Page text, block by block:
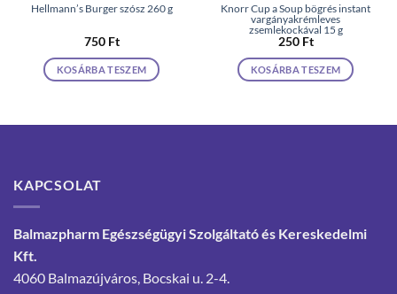
Hellmann’s Burger szósz 260 g
750 Ft
KOSÁRBA TESZEM
Knorr Cup a Soup bögrés instant
vargányakrémleves
zsemlekockával 15 g
250 Ft
KOSÁRBA TESZEM
KAPCSOLAT
Balmazpharm Egészségügyi Szolgáltató és Kereskedelmi
Kft.
4060 Balmazújváros, Bocskai u. 2-4.